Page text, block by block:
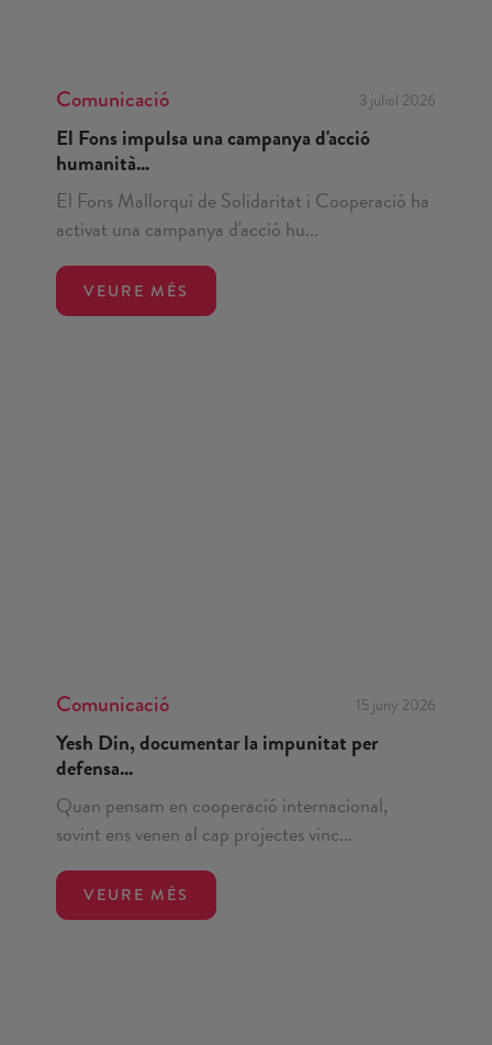
Comunicació 3 juliol 2026
El Fons impulsa una campanya d'acció
humanità...
El Fons Mallorquí de Solidaritat i Cooperació ha
activat una campanya d'acció hu...
VEURE MÉS
Comunicació 15 juny 2026
Yesh Din, documentar la impunitat per
defensa...
Quan pensam en cooperació internacional,
sovint ens venen al cap projectes vinc...
VEURE MÉS